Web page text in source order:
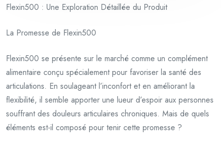
Flexin500 : Une Exploration Détaillée du Produit
La Promesse de Flexin500
Flexin500 se présente sur le marché comme un complément
alimentaire conçu spécialement pour favoriser la santé des
articulations. En soulageant l’inconfort et en améliorant la
flexibilité, il semble apporter une lueur d’espoir aux personnes
souffrant des douleurs articulaires chroniques. Mais de quels
éléments est-il composé pour tenir cette promesse ?